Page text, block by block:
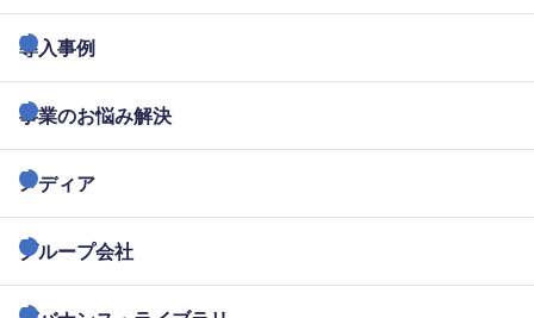
導入事例
事業のお悩み解決
メディア
グループ会社